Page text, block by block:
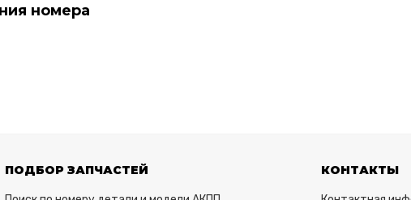
номера
ПОДБОР ЗАПЧАСТЕЙ КОНТАКТЫ